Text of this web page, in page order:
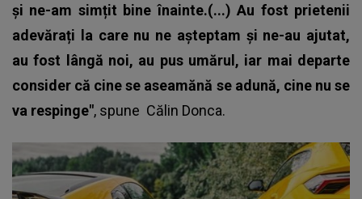
și ne-am simțit bine înainte.(...) Au fost prietenii
adevărați la care nu ne așteptam și ne-au ajutat,
au fost lângă noi, au pus umărul, iar mai departe
consider că cine se aseamănă se adună, cine nu se
va respinge", spune Călin Donca.